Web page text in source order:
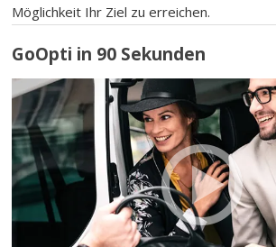
Möglichkeit Ihr Ziel zu erreichen.
GoOpti in 90 Sekunden